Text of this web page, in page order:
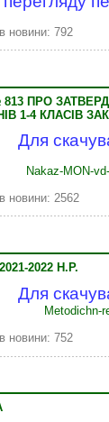
новини: 792
813 ПРО
1-4 КЛАСІВ
Для
Nakaz-MON-
новини: 2562
2022 Н.Р.
Для
Metodichn-
новини: 752